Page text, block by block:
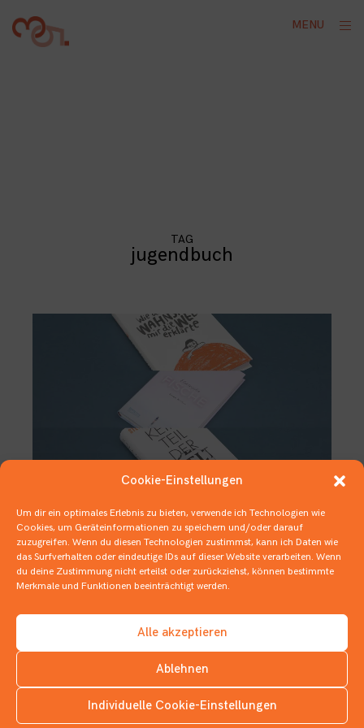
Cookie-Einstellungen
Um dir ein optimales Erlebnis zu bieten, verwende ich Technologien wie
Cookies, um Geräteinformationen zu speichern und/oder darauf
zuzugreifen. Wenn du diesen Technologien zustimmst, kann ich Daten wie
das Surfverhalten oder eindeutige IDs auf dieser Website verarbeiten. Wenn
du deine Zustimmung nicht erteilst oder zurückziehst, können bestimmte
Merkmale und Funktionen beeinträchtigt werden.
Alle akzeptieren
Ablehnen
Individuelle Cookie-Einstellungen
content
MENU
TAG
jugendbuch
Deutscher Jugendliteraturpreis –
Nominierungen Kategorie
Jugendbuch
7. OKTOBER 2020